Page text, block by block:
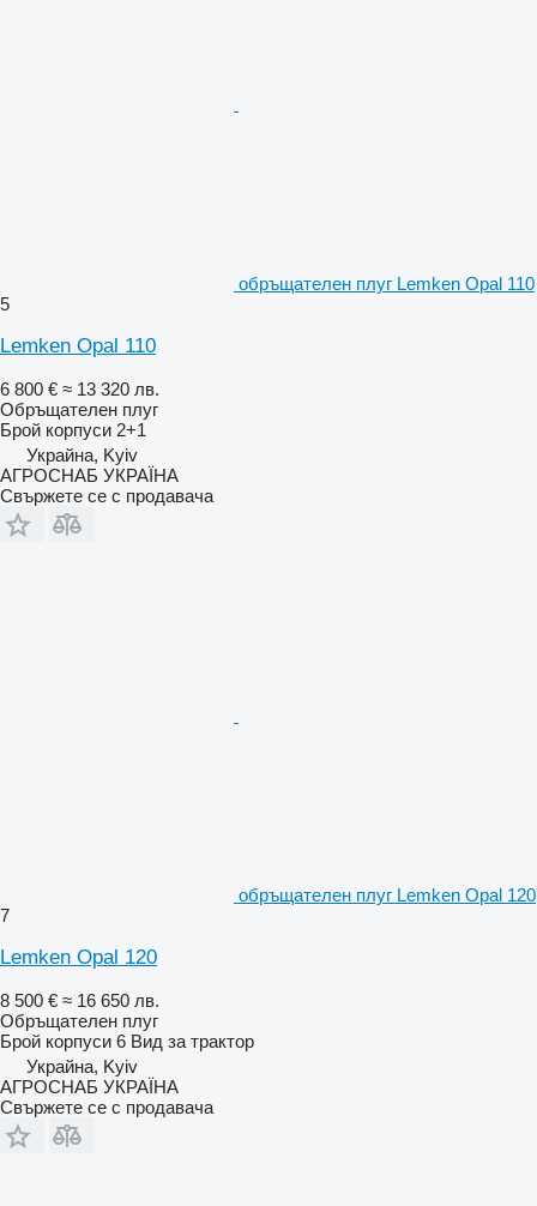
обръщателен плуг Lemken Opal 110
5
Lemken Opal 110
6 800 € ≈ 13 320 лв.
Обръщателен плуг
Брой корпуси 2+1
Украйна, Kyiv
АГРОСНАБ УКРАЇНА
Свържете се с продавача
обръщателен плуг Lemken Opal 120
7
Lemken Opal 120
8 500 € ≈ 16 650 лв.
Обръщателен плуг
Брой корпуси 6 Вид за трактор
Украйна, Kyiv
АГРОСНАБ УКРАЇНА
Свържете се с продавача